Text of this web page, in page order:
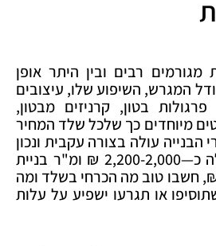
רבים ובין היתר אופן
המגרש, השיפוע שלו, עיצובים
בטון, קרניזים מבטון,
מיוחדים כך שלכל שלד המחיר
הבנייה עולה בצורה עקבית ונכון
להיום מ"ר בנייה עולה כ—2,200-2,000 ₪ ומ"ר בניית
עולה כ-2,700 ₪, חשבו טוב מה הכרחי בשלד ומה
או תגרעו ישפיע על עלות